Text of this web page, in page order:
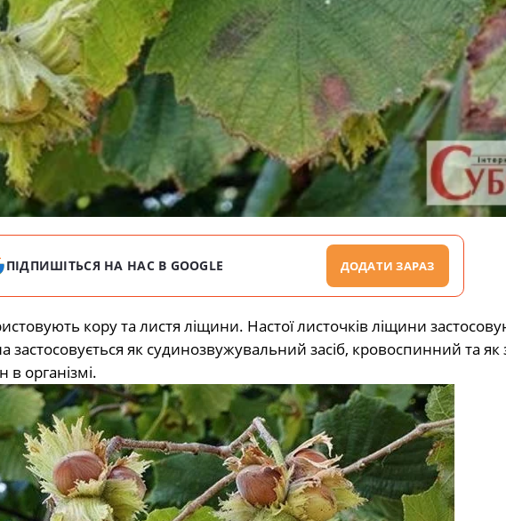
ПІДПИШІТЬСЯ НА НАС В GOOGLE ДОДАТИ ЗАРАЗ
кору та листя ліщини. Настої листочків ліщини
застосовується як судинозвужувальний засіб, кровоспинний та як
організмі.